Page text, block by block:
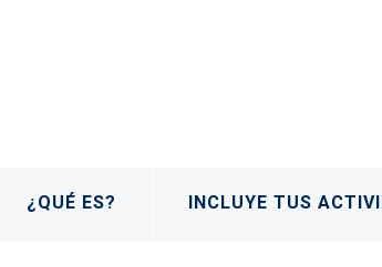
¿QUÉ ES? INCLUYE TUS